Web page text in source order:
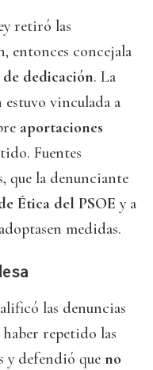
retiró las
entonces concejala
dedicación. La
estuvo vinculada a
aportaciones
Fuentes
que la denunciante
Ética del PSOE y a
medidas.
las denuncias
repetido las
y defendió que no